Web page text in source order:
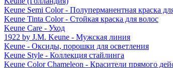
Keune Semi Color - Полуперманентная краска
Keune Tinta Color - Стойкая краска для волос
Keune Care - Уход
1922 by J.M. Keune - Мужская линия
Keune - Оксиды, порошки для осветления
Keune Style - Коллекция стайлинга
Keune Color Chameleon - Красители прямого